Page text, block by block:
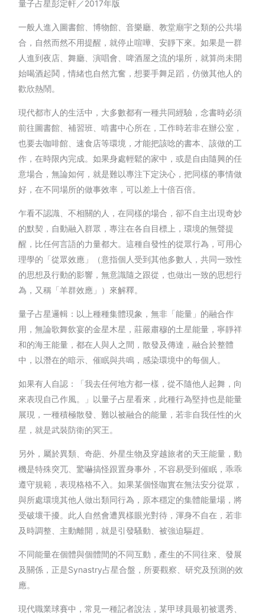
量子占星彭定軒／2017年版
一般人進入圖書館、博物館、音樂廳、教堂廟宇之類的公共場
合，自然而然不用提醒，就停止喧嘩、安靜下來。如果是一群
人進到夜店、舞廳、演唱會、啤酒屋之流的場所，就算尚未開
始喝酒起鬨，情緒也自然亢奮，想要手舞足蹈，仿傚其他人的
歡欣熱鬧。
現代都市人的生活中，大多數都有一種共同經驗，念書時必須
前往圖書館、補習班、啃書中心所在，工作時若非在辦公室，
也要去咖啡館、速食店等環境，才能把該唸的書本、該做的工
作，在時限內完成。如果身處輕鬆的家中，或是自由隨興的任
意場合，無論如何，就是難以專注下定決心，把同樣的事情做
好，在不同場所的做事效率，可以差上十倍百倍。
乍看不認識、不相關的人，在同樣的場合，卻不自主出現奇妙
的默契，自動融入群眾，專注在各自目標上，環境的無聲提
醒，比任何言語的力量都大。這種自發性的從眾行為，可用心
理學的「從眾效應」（意指個人受到其他多數人，共同一致性
的思想及行動的影響，無意識隨之跟從，也做出一致的思想行
為，又稱「羊群效應」）來解釋。
量子占星邏輯：以上種種集體現象，無非「能量」的融合作
用，無論歌舞飲宴的金星木星，莊嚴肅穆的土星能量，寧靜祥
和的海王能量，都在人與人之間，散發及傳達，融合於整體
中，以潛在的暗示、催眠與共鳴，感染環境中的每個人。
如果有人自認：「我去任何地方都一樣，從不隨他人起舞，向
來表現自己作風。」以量子占星看來，此種行為堅持也是能量
展現，一種積極散發、難以被融合的能量，若非自我任性的火
星，就是武裝防衛的冥王。
另外，屬於異類、奇葩、外星生物及穿越旅者的天王能量，動
機是特殊突兀、驚嚇搞怪跟置身事外，不容易受到催眠，乖乖
遵守規範，表現格格不入。如果某個怪咖實在無法安分從眾，
與所處環境其他人做出類同行為，原本穩定的集體能量場，將
受破壞干擾。此人自然會遭異樣眼光對待，渾身不自在，若非
及時調整、主動離開，就是引發騷動、被強迫驅趕。
不同能量在個體與個體間的不同互動，產生的不同往來、發展
及關係，正是Synastry占星合盤，所要觀察、研究及預測的效
應。
現代職業球賽中，常見一種記者說法，某甲球員最初被選秀、